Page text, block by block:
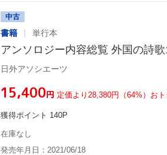
中古
書籍 単行本
アンソロジー内容総覧 外国の詩
日外アソシエーツ
¥15,400円 定価より28,380円（64%）おト
獲得ポイント 140P
在庫なし
発売年月日：2021/06/18